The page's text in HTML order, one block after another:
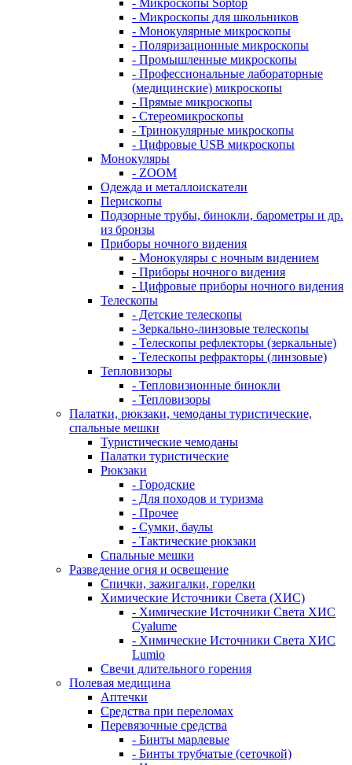
- Микроскопы Soptop
- Микроскопы для школьников
- Монокулярные микроскопы
- Поляризационные микроскопы
- Промышленные микроскопы
- Профессиональные лабораторные
(медицинские) микроскопы
- Прямые микроскопы
- Стереомикроскопы
- Тринокулярные микроскопы
- Цифровые USB микроскопы
Монокуляры
- ZOOM
Одежда и металлоискатели
Перископы
Подзорные трубы, бинокли, барометры и др.
из бронзы
Приборы ночного видения
- Монокуляры с ночным видением
- Приборы ночного видения
- Цифровые приборы ночного видения
Телескопы
- Детские телескопы
- Зеркально-линзовые телескопы
- Телескопы рефлекторы (зеркальные)
- Телескопы рефракторы (линзовые)
Тепловизоры
- Тепловизионные бинокли
- Тепловизоры
Палатки, рюкзаки, чемоданы туристические,
спальные мешки
Туристические чемоданы
Палатки туристические
Рюкзаки
- Городские
- Для походов и туризма
- Прочее
- Сумки, баулы
- Тактические рюкзаки
Спальные мешки
Разведение огня и освещение
Спички, зажигалки, горелки
Химические Источники Света (ХИС)
- Химические Источники Света ХИС
Cyalume
- Химические Источники Света ХИС
Lumio
Свечи длительного горения
Полевая медицина
Аптечки
Средства при переломах
Перевязочные средства
- Бинты марлевые
- Бинты трубчатые (сеточкой)